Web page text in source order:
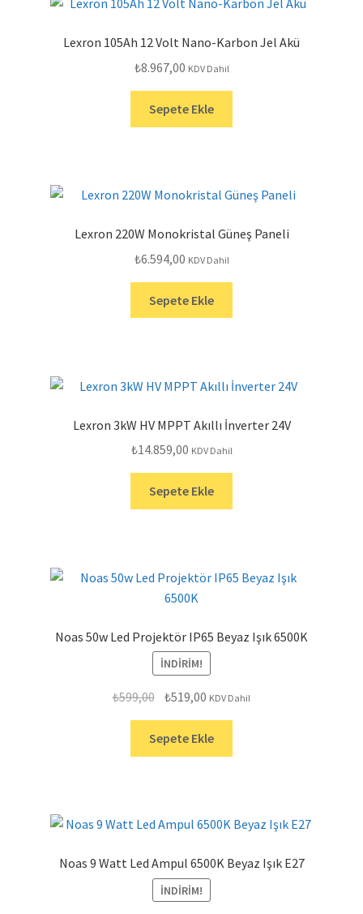
Lexron 105Ah 12 Volt Nano-Karbon Jel Akü
₺8.967,00 KDV Dahil
Sepete Ekle
Lexron 220W Monokristal Güneş Paneli
₺6.594,00 KDV Dahil
Sepete Ekle
Lexron 3kW HV MPPT Akıllı İnverter 24V
₺14.859,00 KDV Dahil
Sepete Ekle
Noas 50w Led Projektör IP65 Beyaz Işık 6500K
İNDIRIM!
₺599,00 Orijinal
₺599,00.
₺519,00 Şu
fiyat:
₺519,00.
KDV Dahil
Sepete Ekle
Noas 9 Watt Led Ampul 6500K Beyaz Işık E27
İNDIRIM!